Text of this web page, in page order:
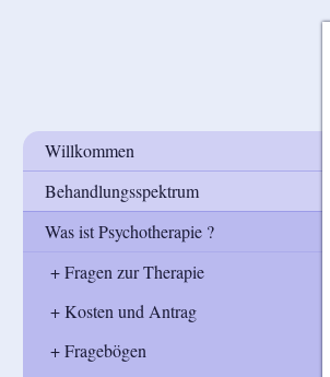
Willkommen
Behandlungsspektrum
Was ist Psychotherapie ?
Fragen zur Therapie
Kosten und Antrag
Fragebögen